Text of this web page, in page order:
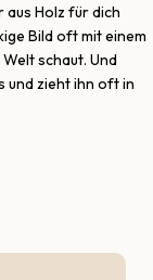
Holz für dich
Bild oft mit einem
schaut. Und
und zieht ihn oft in